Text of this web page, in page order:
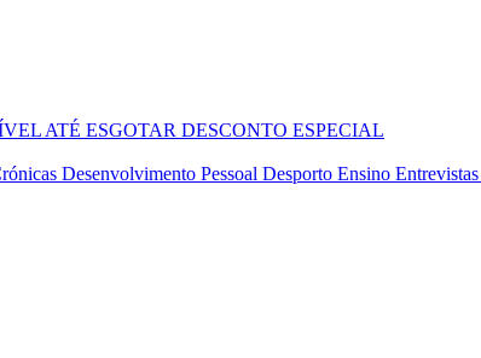
ATÉ ESGOTAR DESCONTO ESPECIAL
Desenvolvimento Pessoal Desporto Ensino Entrevistas